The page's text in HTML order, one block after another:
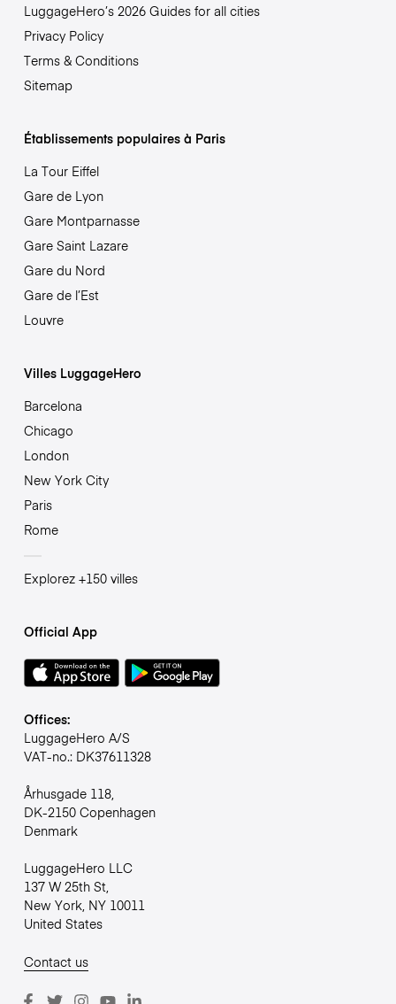
LuggageHero’s 2026 Guides for all cities
Privacy Policy
Terms & Conditions
Sitemap
Établissements populaires à Paris
La Tour Eiffel
Gare de Lyon
Gare Montparnasse
Gare Saint Lazare
Gare du Nord
Gare de l’Est
Louvre
Villes LuggageHero
Barcelona
Chicago
London
New York City
Paris
Rome
Explorez +150 villes
Official App
Offices:
LuggageHero A/S
VAT-no.: DK37611328
Århusgade 118,
DK-2150 Copenhagen
Denmark
LuggageHero LLC
137 W 25th St,
New York, NY 10011
United States
Contact us